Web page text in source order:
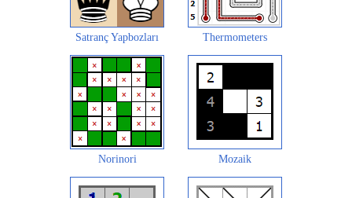
Satranç Yapbozları Thermometers
Norinori Mozaik